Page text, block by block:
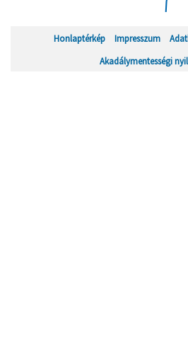
Honlaptérkép Impresszum
Akadálymentességi